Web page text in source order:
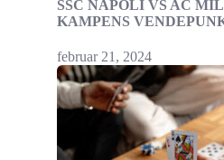
SSC NAPOLI VS AC
KAMPENS
februar 21, 2024